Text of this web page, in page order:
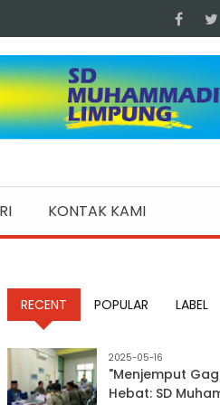
KONTAK KAMI
RECENT POPULAR LABEL
2025-05-16
"Menjemput
Hebat: SD